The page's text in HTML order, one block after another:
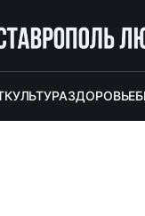
КУЛЬТУРАЗДОРОВЬЕ